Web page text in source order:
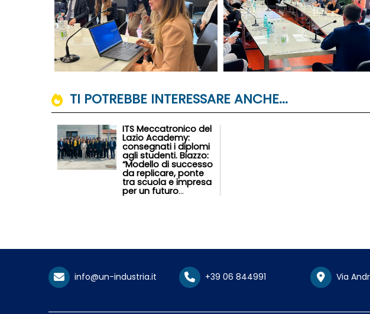
TI POTREBBE INTERESSARE ANCHE...
ITS Meccatronico del
Lazio Academy:
consegnati i diplomi
agli studenti. Biazzo:
“Modello di successo
da replicare, ponte
tra scuola e impresa
per un futuro
info@un-industria.it +39 06 844991 Via